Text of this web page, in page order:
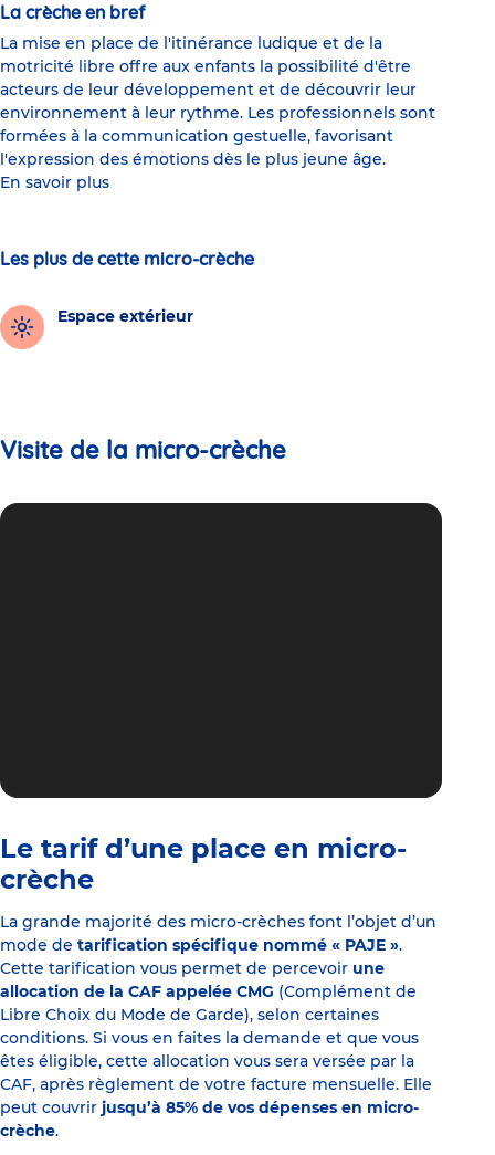
La crèche en bref
La mise en place de l'itinérance ludique et de la
motricité libre offre aux enfants la possibilité d'être
acteurs de leur développement et de découvrir leur
environnement à leur rythme. Les professionnels sont
formées à la communication gestuelle, favorisant
l'expression des émotions dès le plus jeune âge.
En savoir plus
Les plus de cette micro-crèche
Espace extérieur
Visite de la micro-crèche
Le tarif d’une place en micro-
crèche
La grande majorité des micro-crèches font l’objet d’un
mode de tarification spécifique nommé « PAJE ».
Cette tarification vous permet de percevoir une
allocation de la CAF appelée CMG (Complément de
Libre Choix du Mode de Garde), selon certaines
conditions. Si vous en faites la demande et que vous
êtes éligible, cette allocation vous sera versée par la
CAF, après règlement de votre facture mensuelle. Elle
peut couvrir jusqu’à 85% de vos dépenses en micro-
crèche.